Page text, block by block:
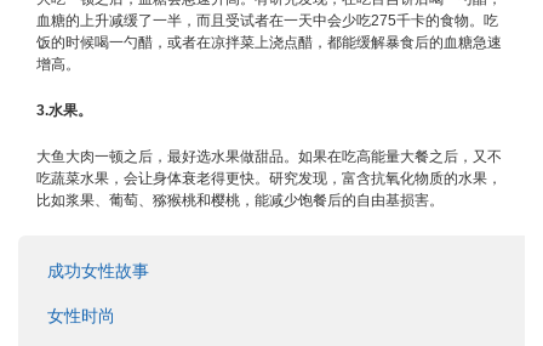
血糖的上升减缓了一半，而且受试者在一天中会少吃275千卡的食物。吃
饭的时候喝一勺醋，或者在凉拌菜上浇点醋，都能缓解暴食后的血糖急速
增高。
3.水果。
大鱼大肉一顿之后，最好选水果做甜品。如果在吃高能量大餐之后，又不
吃蔬菜水果，会让身体衰老得更快。研究发现，富含抗氧化物质的水果，
比如浆果、葡萄、猕猴桃和樱桃，能减少饱餐后的自由基损害。
成功女性故事
女性时尚